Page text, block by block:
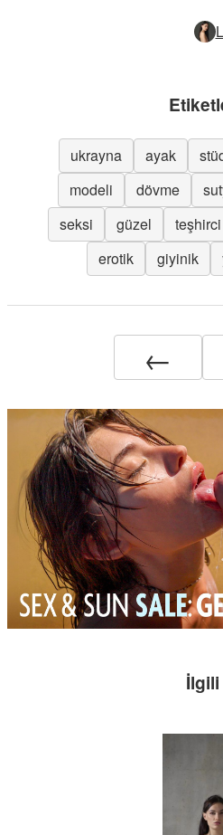
ukrayna ayak
modeli
dövme
seksi
güzel teşhirci
erotik
giyinik
←
İlgili